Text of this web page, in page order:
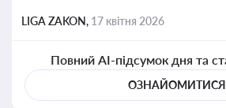
LIGA ZAKON, 17 квітня 2026
Повний AI-підсумок дня та
ОЗНАЙОМИТИСЯ